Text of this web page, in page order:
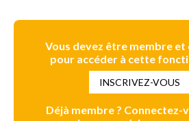
Vous devez être membre et
pour accéder à cette
INSCRIVEZ-VOUS
Déjà membre ? Connectez-